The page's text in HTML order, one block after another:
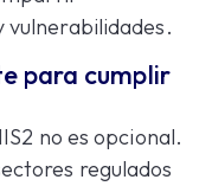
vulnerabilidades.
para cumplir
no es opcional.
regulados